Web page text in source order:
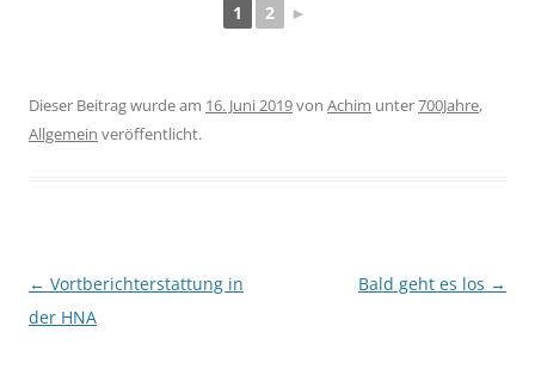
1 2 ►
Dieser Beitrag wurde am 16. Juni 2019von Achim unter700Jahre,
Allgemein veröffentlicht.
Beitragsnavigation
← Vortberichterstattung in
der HNA
Bald geht es los →